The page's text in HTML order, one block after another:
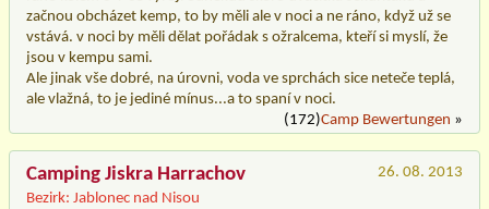
začnou obcházet kemp, to by měli ale v noci a ne ráno, když už se
vstává. v noci by měli dělat pořádak s ožralcema, kteří si myslí, že
jsou v kempu sami.
Ale jinak vše dobré, na úrovni, voda ve sprchách sice neteče teplá,
ale vlažná, to je jediné mínus...a to spaní v noci.
(172)Camp Bewertungen »
Camping Jiskra Harrachov
Bezirk: Jablonec nad Nisou
26. 08. 2013